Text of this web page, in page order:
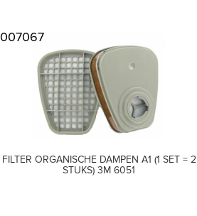
007067
FILTER ORGANISCHE DAMPEN A1 (1 SET = 2
STUKS) 3M 6051